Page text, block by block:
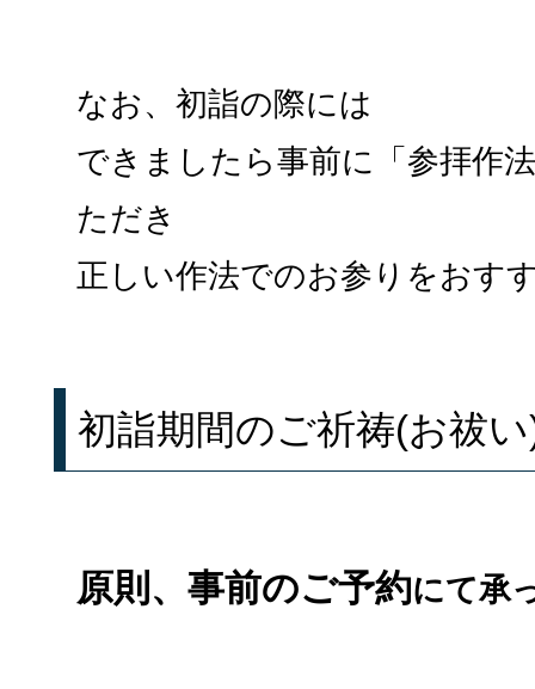
なお、初詣の際には
できましたら事前に「参拝作
ただき
正しい作法でのお参りをおす
初詣期間のご祈祷(お祓
原則、事前のご予約にて承